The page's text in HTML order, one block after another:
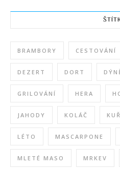
BRAMBORY CESTOVÁNÍ
DEZERT DORT
GRILOVÁNÍ HERA
JAHODY KOLÁČ
LÉTO MASCARPONE
MLETÉ MASO MRKEV